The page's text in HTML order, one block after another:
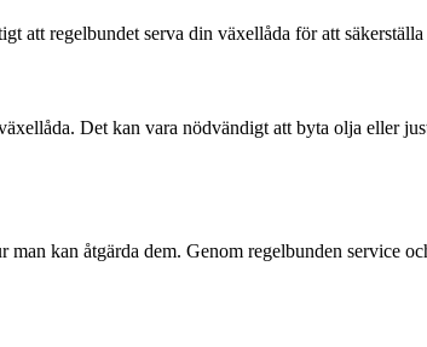
regelbundet serva din växellåda för att säkerställa
Det kan vara nödvändigt att byta olja eller
kan åtgärda dem. Genom regelbunden service